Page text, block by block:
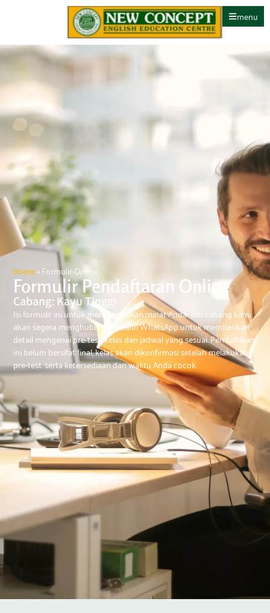
menu
Home»Formulir Online
Formulir Pendaftaran Online
Cabang: Kayu Tinggi
Isi formulir ini untuk menyampaikan minat Anda. Tim cabang kami
akan segera menghubungi melalui WhatsApp untuk memberikan
detail mengenai pre-test, kelas dan jadwal yang sesuai. Pendaftaran
ini belum bersifat final, kelas akan dikonfirmasi setelah melakukan
pre-test. serta ketersediaan dan waktu Anda cocok.